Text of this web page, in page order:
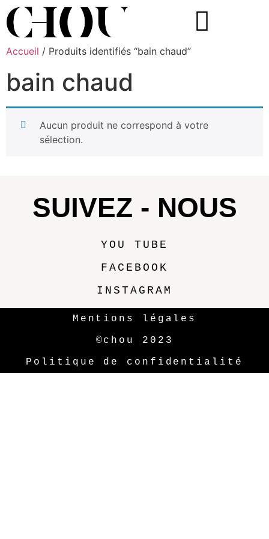
Accueil / Produits identifiés “bain chaud”
bain chaud
Aucun produit ne correspond à votre
sélection.
SUIVEZ - NOUS
YOU TUBE
FACEBOOK
INSTAGRAM
Mentions légales
©chou 2023
Politique de confidentialité